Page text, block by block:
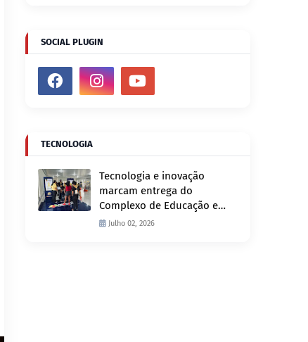
SOCIAL PLUGIN
TECNOLOGIA
Tecnologia e inovação
marcam entrega do
Complexo de Educação e
Fiscalização de Trânsito
Julho 02, 2026